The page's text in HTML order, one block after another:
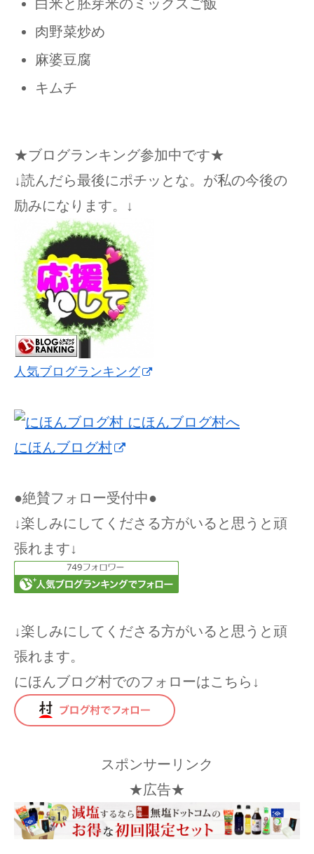
白米と胚芽米のミックスご飯
肉野菜炒め
麻婆豆腐
キムチ
★ブログランキング参加中です★
↓読んだら最後にポチッとな。が私の今後の
励みになります。↓
人気ブログランキング
にほんブログ村
●絶賛フォロー受付中●
↓楽しみにしてくださる方がいると思うと頑
張れます↓
↓楽しみにしてくださる方がいると思うと頑
張れます。
にほんブログ村でのフォローはこちら↓
スポンサーリンク
★広告★